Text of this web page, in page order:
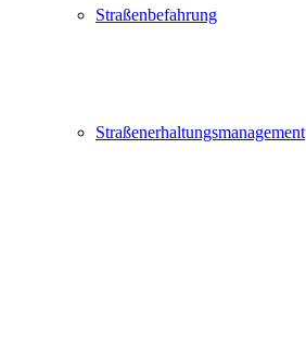
Straßenbefahrung
Straßenerhaltungsmanagement